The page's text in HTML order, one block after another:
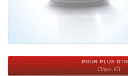
POUR PLUS
Cliquez ICI